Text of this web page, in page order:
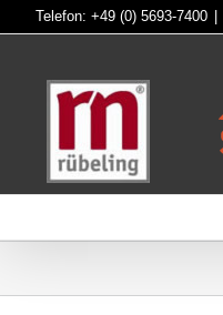
to
Telefon: +49 (0) 5693-7400